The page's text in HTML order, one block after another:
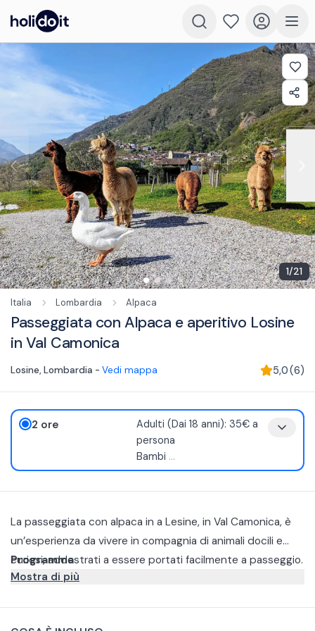
1/21
Italia Lombardia Alpaca
Passeggiata con Alpaca e aperitivo Losine
in Val Camonica
Losine, Lombardia - Vedi mappa 5,0(6)
2 ore
Adulti (Dai 18 anni): 35€ a
persona
Bambi ...
La passeggiata con alpaca in a Lesine, in Val Camonica, è
un’esperienza da vivere in compagnia di animali docili e
curiosi, addestrati a essere portati facilmente a passeggio.
Programma
L'esperienze inizia con l'incontro con gli alpaca e la scelta
Mostra di più